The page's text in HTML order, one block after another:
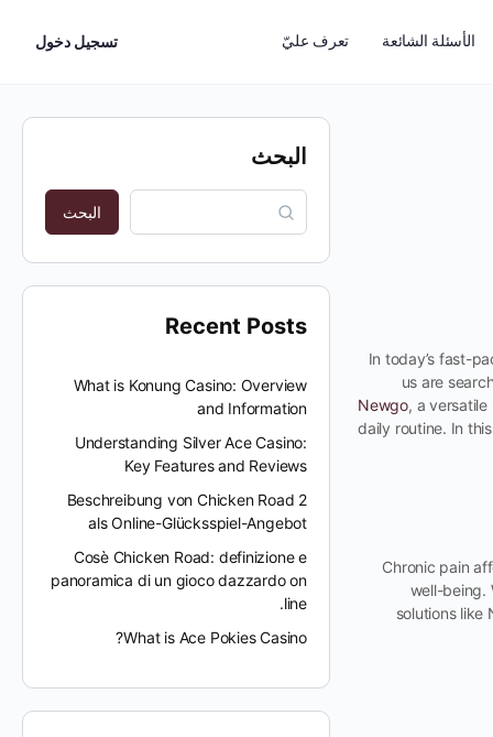
الأسئلة الشائعة تعرف عليّ تسجيل دخول
In today’s fast-
us are
Newgo, a
daily routine. In
Chronic pain
well-being.
solutions like
البحث
البحث
Recent Posts
What is Konung Casino: Overview
and Information
Understanding Silver Ace Casino:
Key Features and Reviews
Beschreibung von Chicken Road 2
als Online-Glücksspiel-Angebot
Cosè Chicken Road: definizione e
panoramica di un gioco dazzardo on
line.
What is Ace Pokies Casino?